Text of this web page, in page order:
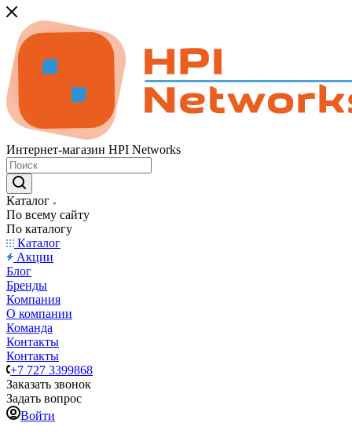
Интернет-магазин HPI Networks
Каталог
По всему сайту
По каталогу
Каталог
Акции
Блог
Бренды
Компания
О компании
Команда
Контакты
Контакты
+7 727 3399868
Заказать звонок
Задать вопрос
Войти